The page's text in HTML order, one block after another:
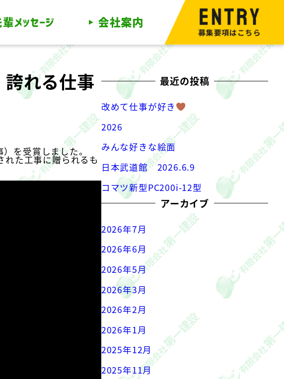
募集要項はこちら
れる仕事
を受賞しました。
れた工事に贈られるも
最近の投稿
改めて仕事が好き
2026
みんな好きな絵面
日本武道館 2026.6.9
コマツ新型PC200i-12型
アーカイブ
2026年7月
2026年6月
2026年5月
2026年3月
2026年2月
2026年1月
2025年12月
2025年11月